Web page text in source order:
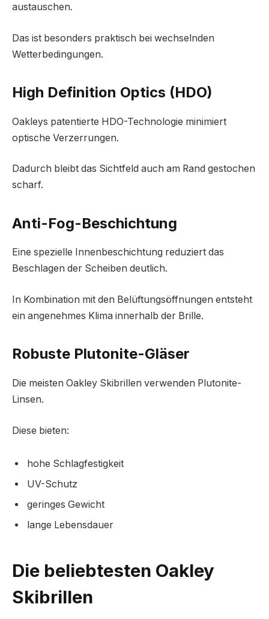
austauschen.
Das ist besonders praktisch bei wechselnden
Wetterbedingungen.
High Definition Optics (HDO)
Oakleys patentierte HDO-Technologie minimiert
optische Verzerrungen.
Dadurch bleibt das Sichtfeld auch am Rand gestochen
scharf.
Anti-Fog-Beschichtung
Eine spezielle Innenbeschichtung reduziert das
Beschlagen der Scheiben deutlich.
In Kombination mit den Belüftungsöffnungen entsteht
ein angenehmes Klima innerhalb der Brille.
Robuste Plutonite-Gläser
Die meisten Oakley Skibrillen verwenden Plutonite-
Linsen.
Diese bieten:
hohe Schlagfestigkeit
UV-Schutz
geringes Gewicht
lange Lebensdauer
Die beliebtesten Oakley
Skibrillen